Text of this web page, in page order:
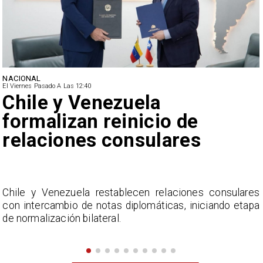
NACIONAL
El Viernes Pasado A Las 12:40
Feriantes rechazan dichos
de Camila Flores sobre
Fabiola Campillai
La Confederación Nacional de Ferias Libres (ASOF)
considera inaceptable que se refieran a Fabiola
Campillai como 'señora de feria', expresión utilizada